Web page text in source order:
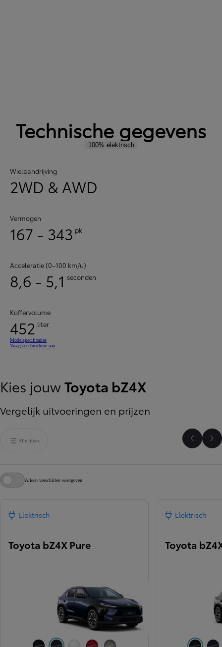
Technische gegevens
100% elektrisch
Wielaandrijving
2WD & AWD
Vermogen
167 - 343 pk
Acceleratie (0–100 km/u)
8,6 - 5,1 seconden
Koffervolume
452 liter
Modelspecificaties
Vraag een brochure aan
Kies jouwToyota bZ4X
Vergelijk uitvoeringen en prijzen
Alle filters Vorige
Alleen verschillen weergeven
Elektrisch
Toyota bZ4X Pure
Elektrisch
Toyota